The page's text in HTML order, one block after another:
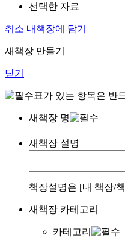
선택한 자료
취소 내책장에 담기
새책장 만들기
닫기
표가 있는 항목은 반
새책장 명
새책장 설명
책장설명은 [내 책장/
새책장 카테고리
카테고리